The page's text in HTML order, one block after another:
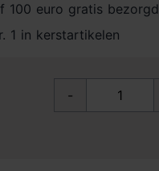
100 euro gratis bezorgd
1 in kerstartikelen
-